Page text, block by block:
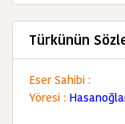
Türkünün
Eser Sahibi :
Yöresi :